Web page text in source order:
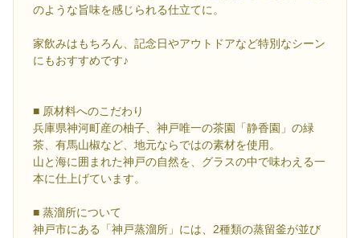
のような旨味を感じられる仕立てに。
家飲みはもちろん、記念日やアウトドアなど特別なシーン
にもおすすめです♪
■ 原材料へのこだわり
兵庫県神河町産の柚子、神戸唯一の茶園「静香園」の緑
茶、有馬山椒など、地元ならではの素材を使用。
山と海に囲まれた神戸の自然を、グラスの中で味わえる一
本に仕上げています。
■ 蒸溜所について
神戸市にある「神戸蒸溜所」には、2種類の蒸留釜が並び